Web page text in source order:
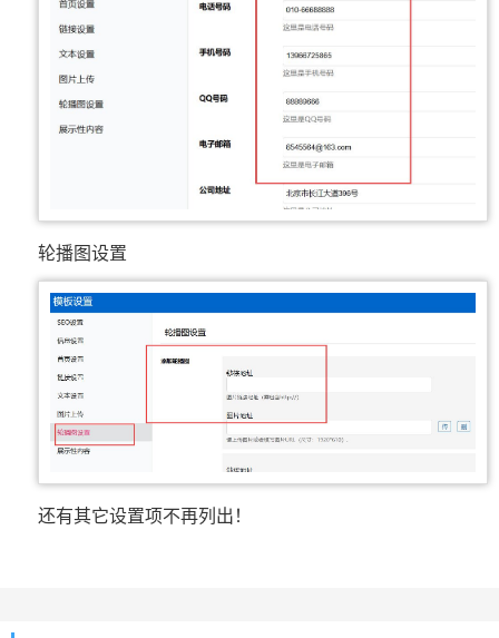
轮播图设置
还有其它设置项不再列出！